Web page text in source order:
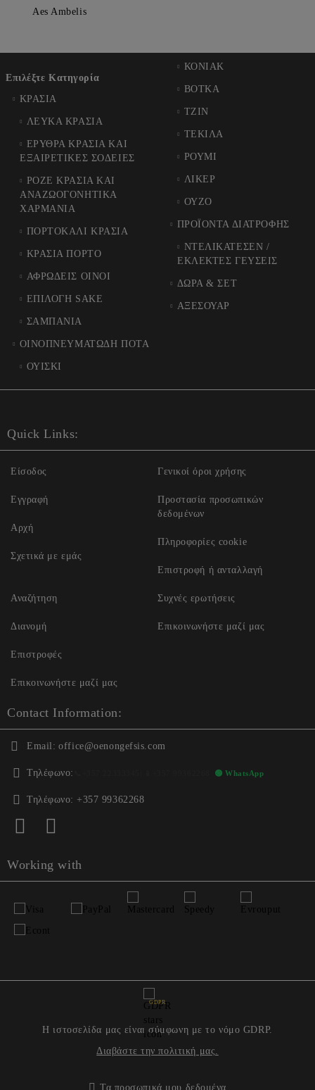
Aes Ambelis
Επιλέξτε Κατηγορία
ΚΡΑΣΙΑ
ΛΕΥΚΑ ΚΡΑΣΙΑ
ΕΡΥΘΡΑ ΚΡΑΣΙΑ ΚΑΙ
ΕΞΑΙΡΕΤΙΚΕΣ ΣΟΔΕΙΕΣ
ΡΟΖΕ ΚΡΑΣΙΑ ΚΑΙ
ΑΝΑΖΩΟΓΟΝΗΤΙΚΑ
ΧΑΡΜΑΝΙΑ
ΠΟΡΤΟΚΑΛΙ ΚΡΑΣΙΑ
ΚΡΑΣΙΑ ΠΟΡΤΟ
ΑΦΡΩΔΕΙΣ ΟΙΝΟΙ
ΕΠΙΛΟΓΗ SAKE
ΣΑΜΠΑΝΙΑ
ΟΙΝΟΠΝΕΥΜΑΤΩΔΗ ΠΟΤΑ
ΟΥΙΣΚΙ
ΚΟΝΙΑΚ
ΒΟΤΚΑ
ΤΖΙΝ
ΤΕΚΙΛΑ
ΡΟΥΜΙ
ΛΙΚΕΡ
ΟΥΖΟ
ΠΡΟΪΟΝΤΑ ΔΙΑΤΡΟΦΗΣ
ΝΤΕΛΙΚΑΤΕΣΕΝ /
ΕΚΛΕΚΤΕΣ ΓΕΥΣΕΙΣ
ΔΩΡΑ & ΣΕΤ
ΑΞΕΣΟΥΑΡ
Quick Links:
Είσοδος
Εγγραφή
Αρχή
Σχετικά με εμάς
Γενικοί όροι χρήσης
Προστασία προσωπικών
δεδομένων
Πληροφορίες cookie
Επιστροφή ή ανταλλαγή
Αναζήτηση
Διανομή
Επιστροφές
Επικοινωνήστε μαζί μας
Συχνές ερωτήσεις
Επικοινωνήστε μαζί μας
Contact Information:
Email: office@oenongefsis.com
Τηλέφωνο: 🟢 WhatsApp
Τηλέφωνο: +357 99362268
Working with
GDPR
Η ιστοσελίδα μας είναι σύμφωνη με το νόμο GDRP.
Διαβάστε την πολιτική μας.
Τα προσωπικά μου δεδομένα